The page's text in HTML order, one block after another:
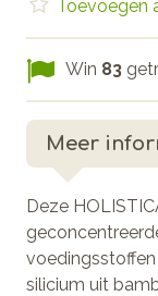
Toevoegen
Win 83
Meer
Deze
silicium uit